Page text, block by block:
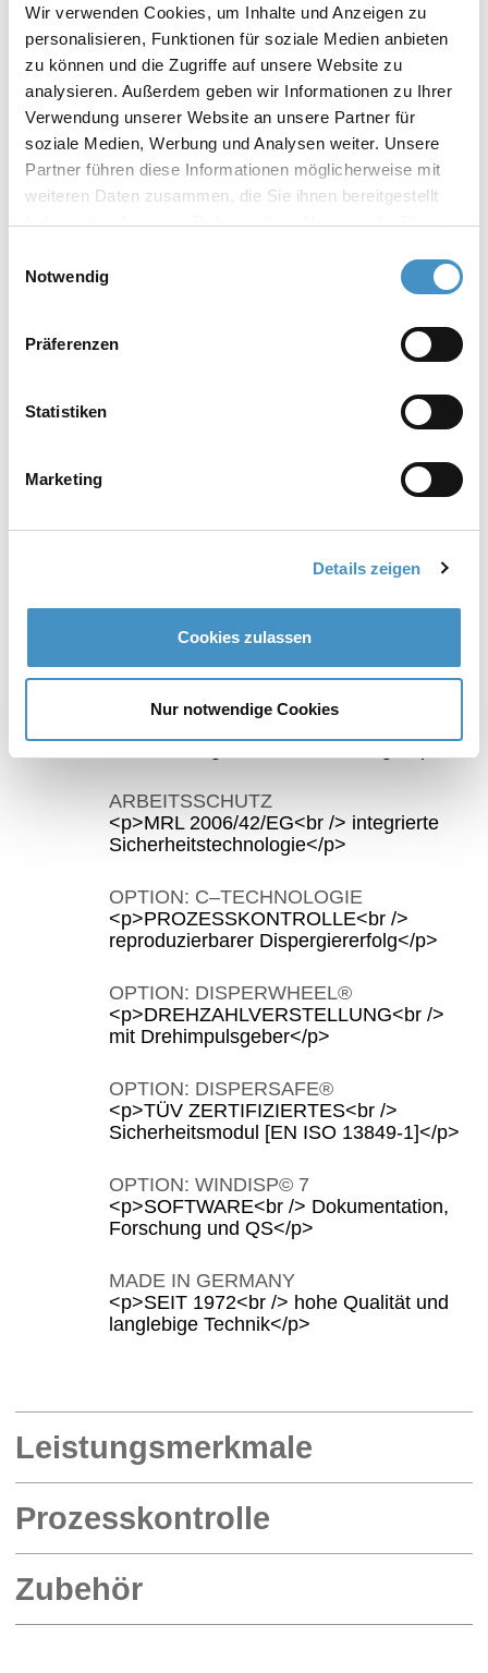
Wir verwenden Cookies, um Inhalte und Anzeigen zu
personalisieren, Funktionen für soziale Medien anbieten
zu können und die Zugriffe auf unsere Website zu
analysieren. Außerdem geben wir Informationen zu Ihrer
Verwendung unserer Website an unsere Partner für
soziale Medien, Werbung und Analysen weiter. Unsere
Partner führen diese Informationen möglicherweise mit
weiteren Daten zusammen, die Sie ihnen bereitgestellt
haben oder die sie im Rahmen Ihrer Nutzung der Dienste
unsererDatenschutzerklärung Impressum
Notwendig
Präferenzen
Statistiken
Marketing
Details zeigen
Cookies zulassen
Nur notwendige Cookies
Anwendungsgebiete für die Korbmühle
TORUSMILL® SK5
Farben und Lacke
Kunststoffe
Bauchemie
Beschichtungen
Produkthighlights Korbmühle TORUSMILL® SK5
<p>FEINMAHLEN<br /> bis in den
OPTION: KERAMIK VERSION
<p>MAHLSYSTEM<br /> aus ZrO2 oder
HÖHENVERSTELLUNG
Handhabung, funktionales Design</p>
ARBEITSSCHUTZ
<p>MRL 2006/42/EG<br /> integrierte
Sicherheitstechnologie</p>
OPTION: C‒TECHNOLOGIE
<p>PROZESSKONTROLLE<br />
reproduzierbarer Dispergiererfolg</p>
OPTION: DISPERWHEEL®
<p>DREHZAHLVERSTELLUNG<br />
mit Drehimpulsgeber</p>
OPTION: DISPERSAFE®
<p>TÜV ZERTIFIZIERTES<br />
Sicherheitsmodul [EN ISO 13849-1]</p>
OPTION: WINDISP© 7
<p>SOFTWARE<br /> Dokumentation,
Forschung und QS</p>
MADE IN GERMANY
<p>SEIT 1972<br /> hohe Qualität und
langlebige Technik</p>
Leistungsmerkmale
Prozesskontrolle
Zubehör